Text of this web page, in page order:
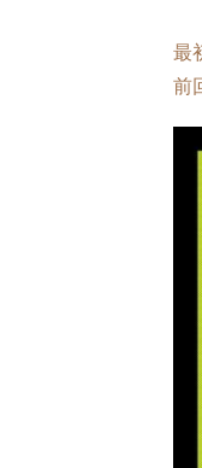
最
前